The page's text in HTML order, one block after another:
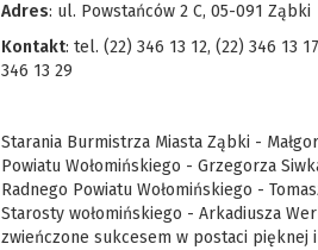
Adres: ul. Powstańców 2 C, 05-091 Ząbki
Kontakt: tel. (22) 346 13 12, (22) 346 13
346 13 29
Starania Burmistrza Miasta Ząbki -
Powiatu Wołomińskiego - Grzegorza
Radnego Powiatu Wołomińskiego -
Starosty wołomińskiego - Arkadiusza
zwieńczone sukcesem w postaci pięknej